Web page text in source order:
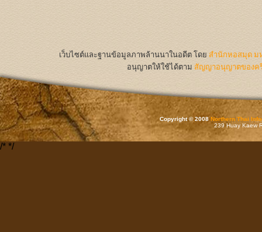
เว็บไซต์และฐานข้อมูลภาพล้านนาในอดีต โดย สำนักหอสมุด ม
อนุญาตให้ใช้ได้ตาม สัญญาอนุญาตของค
Copyright © 2008Northern Thai
239 Huay Kaew
/* */